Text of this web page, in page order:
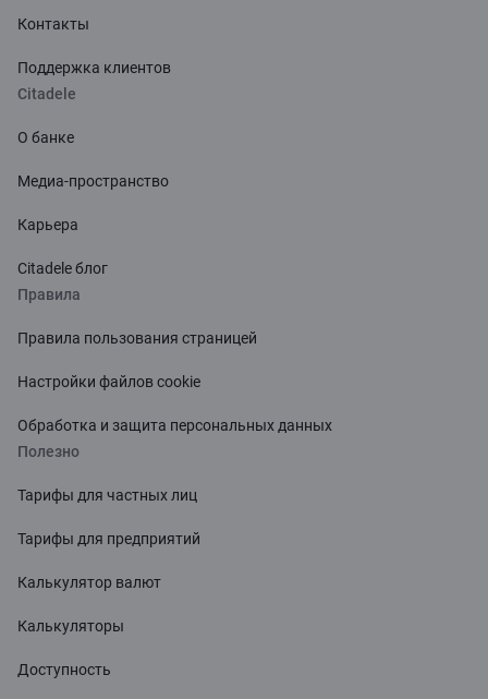
Контакты
Поддержка клиентов
Citadele
О банке
Медиа-пространство
Карьера
Citadele блог
Правила
Правила пользования страницей
Настройки файлов cookie
Обработка и защита персональных данных
Полезно
Тарифы для частных лиц
Тарифы для предприятий
Калькулятор валют
Калькуляторы
Доступность